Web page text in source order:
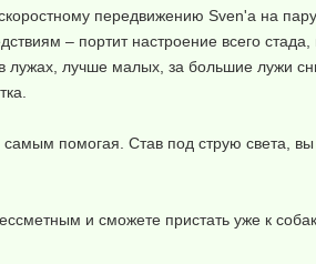
передвижению Sven'a на
– портит настроение всего стада,
лучше малых, за большие лужи
помогая. Став под струю света, вы
и сможете пристать уже к